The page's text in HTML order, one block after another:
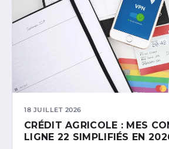
18 JUILLET 2026
CRÉDIT AGRICOLE : MES
LIGNE 22 SIMPLIFIÉS EN